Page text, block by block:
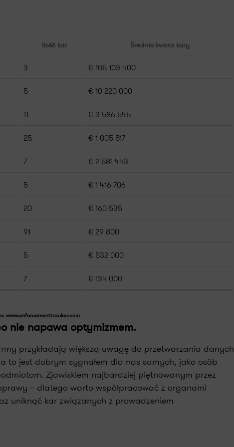
Ilość kar Średnia kwota kary
3 € 105 103 400
5 € 10 220 000
11 € 3 586 545
25 € 1 005 517
7 € 2 581 443
5 € 1 416 706
20 € 160 535
91 € 29 800
5 € 532 000
7 € 134 000
www.enforcementtracker.com
nie napawa optymizmem.
przykładają większą uwagę do przetwarzania danych
to jest dobrym sygnałem dla nas samych, jako osób
Zjawiskiem najbardziej piętnowanym przez
– dlatego warto współpracować z organami
uniknąć kar związanych z prowadzeniem